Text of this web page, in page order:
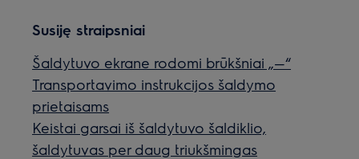
Susiję straipsniai
Šaldytuvo ekrane rodomi brūkšniai „—“
Transportavimo instrukcijos šaldymo
prietaisams
Keistai garsai iš šaldytuvo šaldiklio,
šaldytuvas per daug triukšmingas